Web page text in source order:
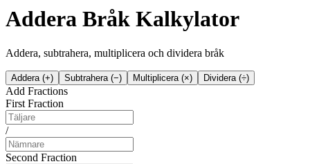
Addera Bråk Kalkylator
Addera, subtrahera, multiplicera och dividera bråk
Addera (+) Subtrahera (−) Multiplicera (×) Dividera (÷)
Add Fractions
First Fraction
/
Second Fraction